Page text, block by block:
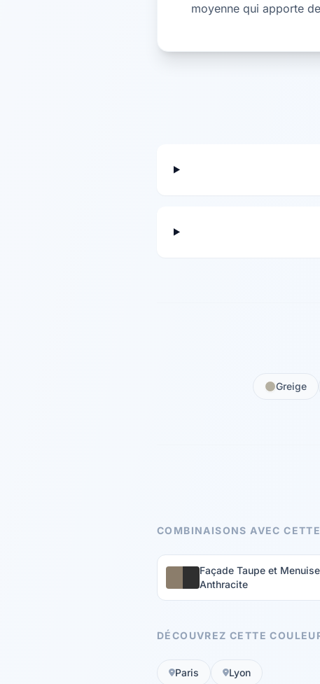
moyenne qui apporte
Greige
COMBINAISONS AVEC
Façade Taupe et
Anthracite
DÉCOUVREZ CETTE
Paris Lyon